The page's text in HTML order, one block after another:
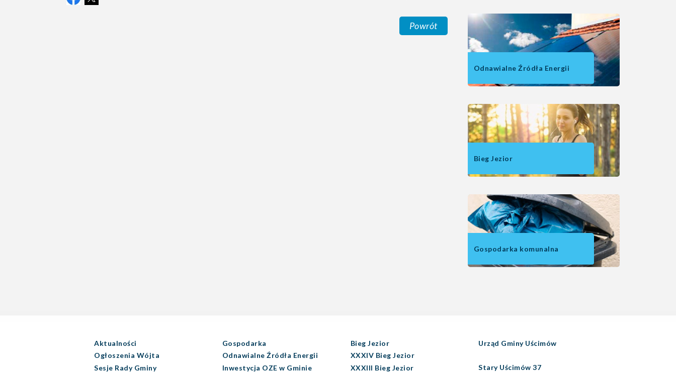
Powrót
Odnawialne Źródła Energii
Bieg Jezior
Gospodarka komunalna
Aktualności
Ogłoszenia Wójta
Sesje Rady Gminy
Gospodarka
Odnawialne Źródła Energii
Inwestycja OZE w Gminie
Bieg Jezior
XXXIV Bieg Jezior
XXXIII Bieg Jezior
Urząd Gminy Uścimów
Stary Uścimów 37